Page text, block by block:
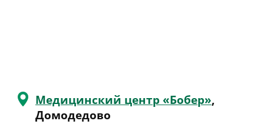
Медицинский центр «Бобер»,
Домодедово